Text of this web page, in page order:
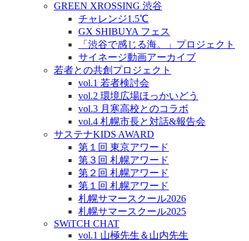
GREEN XROSSING 渋谷
チャレンジ1.5℃
GX SHIBUYA フェス
「渋谷で感じる海。」プロジェクト
サイネージ動画アーカイブ
若者との共創プロジェクト
vol.1 若者検討会
vol.2 環境広場ほっかいどう
vol.3 月寒高校とのコラボ
vol.4 札幌市長と対話&報告会
サステナKIDS AWARD
第１回 東京アワード
第３回 札幌アワード
第２回 札幌アワード
第１回 札幌アワード
札幌サマースクール2026
札幌サマースクール2025
SWiTCH CHAT
vol.1 山極先生＆山内先生